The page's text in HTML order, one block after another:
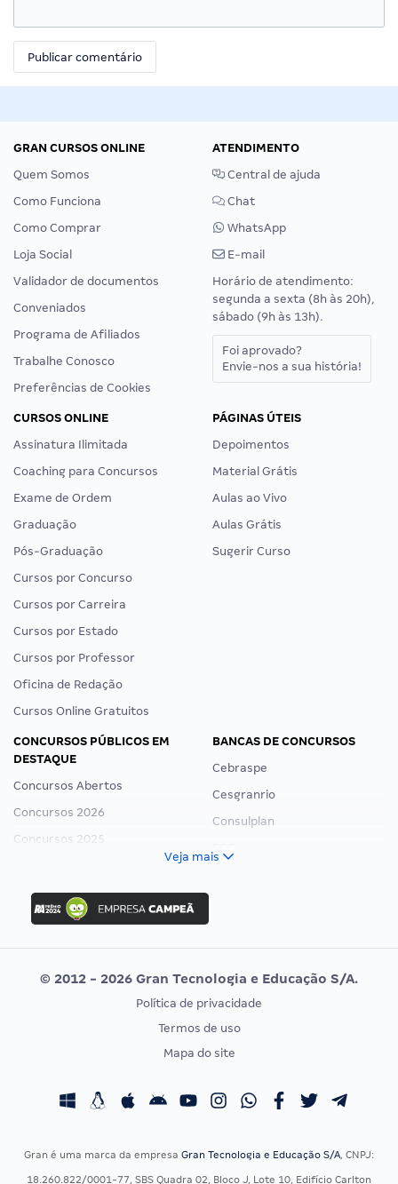
GRAN CURSOS ONLINE
Quem Somos
Como Funciona
Como Comprar
Loja Social
Validador de documentos
Conveniados
Programa de Afiliados
Trabalhe Conosco
Preferências de Cookies
ATENDIMENTO
Central de ajuda
Chat
WhatsApp
E-mail
Horário de atendimento:
segunda a sexta (8h às 20h),
sábado (9h às 13h).
Foi aprovado?
Envie-nos a sua história!
CURSOS ONLINE
Assinatura Ilimitada
Coaching para Concursos
Exame de Ordem
Graduação
Pós-Graduação
Cursos por Concurso
Cursos por Carreira
Cursos por Estado
Cursos por Professor
Oficina de Redação
Cursos Online Gratuitos
PÁGINAS ÚTEIS
Depoimentos
Material Grátis
Aulas ao Vivo
Aulas Grátis
Sugerir Curso
CONCURSOS PÚBLICOS EM
DESTAQUE
Concursos Abertos
Concursos 2026
Concursos 2025
Concurso Ibama
Concurso MPU
Editais publicados
BANCAS DE CONCURSOS
Cebraspe
Cesgranrio
Consulplan
Vunesp
CONCURSOS POR PROFISSÃO
Concursos Fiscais
EXAME DE ORDEM
Calendário OAB
Veja mais
© 2012 - 2026 Gran Tecnologia e Educação S/A.
Política de privacidade
Termos de uso
Mapa do site
Gran é uma marca da empresa Gran Tecnologia e Educação S/A, CNPJ:
18.260.822/0001-77, SBS Quadra 02, Bloco J, Lote 10, Edifício Carlton